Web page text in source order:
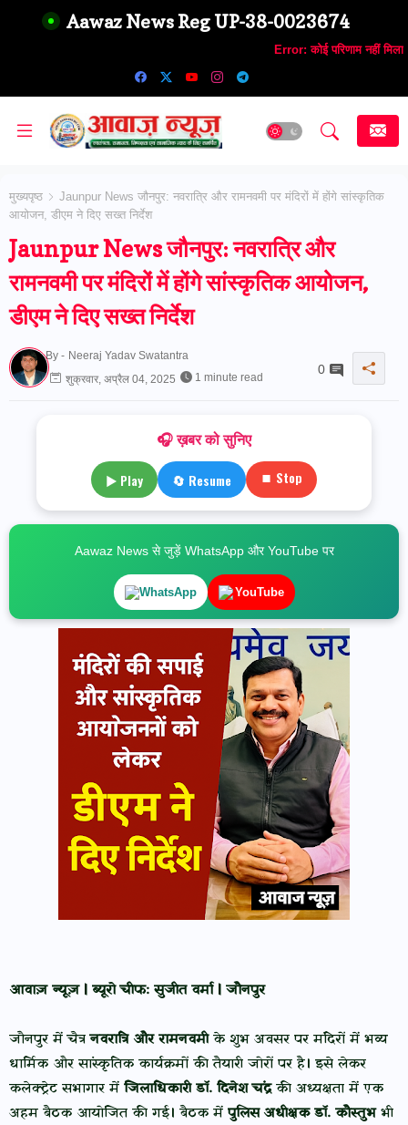
Aawaz News Reg UP-38-0023674
Error: कोई परिणाम नहीं मिला
मुख्यपृष्ठ
Jaunpur News जौनपुर: नवरात्रि और रामनवमी पर मंदिरों में होंगे सांस्कृतिक
आयोजन, डीएम ने दिए सख्त निर्देश
Jaunpur News जौनपुर: नवरात्रि और
रामनवमी पर मंदिरों में होंगे सांस्कृतिक आयोजन,
डीएम ने दिए सख्त निर्देश
By - Neeraj Yadav Swatantra
शुक्रवार, अप्रैल 04, 2025
1 minute read
0
🎧 ख़बर को सुनिए
▶ Play 🔄 Resume ⏹ Stop
Aawaz News से जुड़ें WhatsApp और YouTube पर
WhatsApp YouTube
आवाज़ न्यूज़ | ब्यूरो चीफ: सुजीत वर्मा | जौनपुर
जौनपुर में चैत्रनवरात्रि और रामनवमीके शुभ अवसर पर मंदिरों में भव्य
धार्मिक और सांस्कृतिक कार्यक्रमों की तैयारी जोरों पर है। इसे लेकर
कलेक्ट्रेट सभागार में जिलाधिकारी डॉ. दिनेश चंद्रकी अध्यक्षता में एक
अहम बैठक आयोजित की गई। बैठक में पुलिस अधीक्षक डॉ. कौस्तुभभी